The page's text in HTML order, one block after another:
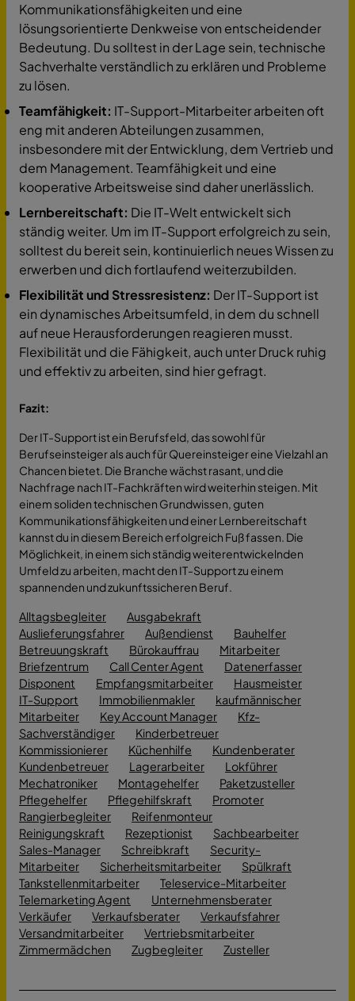
Kommunikationsfähigkeiten und eine
lösungsorientierte Denkweise von entscheidender
Bedeutung. Du solltest in der Lage sein, technische
Sachverhalte verständlich zu erklären und Probleme
zu lösen.
Teamfähigkeit: IT-Support-Mitarbeiter arbeiten oft
eng mit anderen Abteilungen zusammen,
insbesondere mit der Entwicklung, dem Vertrieb und
dem Management. Teamfähigkeit und eine
kooperative Arbeitsweise sind daher unerlässlich.
Lernbereitschaft: Die IT-Welt entwickelt sich
ständig weiter. Um im IT-Support erfolgreich zu sein,
solltest du bereit sein, kontinuierlich neues Wissen zu
erwerben und dich fortlaufend weiterzubilden.
Flexibilität und Stressresistenz: Der IT-Support ist
ein dynamisches Arbeitsumfeld, in dem du schnell
auf neue Herausforderungen reagieren musst.
Flexibilität und die Fähigkeit, auch unter Druck ruhig
und effektiv zu arbeiten, sind hier gefragt.
Fazit:
Der IT-Support ist ein Berufsfeld, das sowohl für
Berufseinsteiger als auch für Quereinsteiger eine Vielzahl an
Chancen bietet. Die Branche wächst rasant, und die
Nachfrage nach IT-Fachkräften wird weiterhin steigen. Mit
einem soliden technischen Grundwissen, guten
Kommunikationsfähigkeiten und einer Lernbereitschaft
kannst du in diesem Bereich erfolgreich Fuß fassen. Die
Möglichkeit, in einem sich ständig weiterentwickelnden
Umfeld zu arbeiten, macht den IT-Support zu einem
spannenden und zukunftssicheren Beruf.
Alltagsbegleiter
Ausgabekraft
Auslieferungsfahrer
Außendienst
Bauhelfer
Betreuungskraft
Bürokauffrau
Mitarbeiter
Briefzentrum
Call Center Agent
Datenerfasser
Disponent
Empfangsmitarbeiter
Hausmeister
IT-Support
Immobilienmakler
kaufmännischer
Mitarbeiter
Key Account Manager
Kfz-
Sachverständiger
Kinderbetreuer
Kommissionierer
Küchenhilfe
Kundenberater
Kundenbetreuer
Lagerarbeiter
Lokführer
Mechatroniker
Montagehelfer
Paketzusteller
Pflegehelfer
Pflegehilfskraft
Promoter
Rangierbegleiter
Reifenmonteur
Reinigungskraft
Rezeptionist
Sachbearbeiter
Sales-Manager
Schreibkraft
Security-
Mitarbeiter
Sicherheitsmitarbeiter
Spülkraft
Tankstellenmitarbeiter
Teleservice-Mitarbeiter
Telemarketing Agent
Unternehmensberater
Verkäufer
Verkaufsberater
Verkaufsfahrer
Versandmitarbeiter
Vertriebsmitarbeiter
Zimmermädchen
Zugbegleiter Zusteller